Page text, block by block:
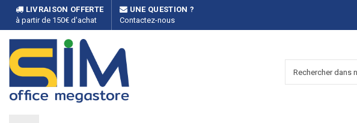
LIVRAISON OFFERTE
à partir de 150€ d'achat
UNE QUESTION ?
Contactez-nous